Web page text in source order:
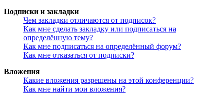
Подписки и закладки
Чем закладки отличаются от подписок?
Как мне сделать закладку или подписаться на
определённую тему?
Как мне подписаться на определённый форум?
Как мне отказаться от подписки?
Вложения
Какие вложения разрешены на этой конференции?
Как мне найти мои вложения?